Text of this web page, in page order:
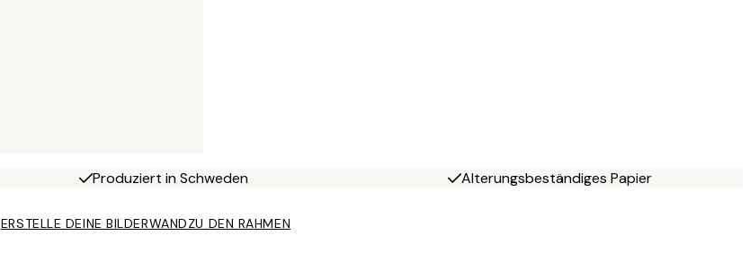
Produziert in Schweden Alterungsbeständiges Papier
ERSTELLE DEINE BILDERWANDZU DEN RAHMEN